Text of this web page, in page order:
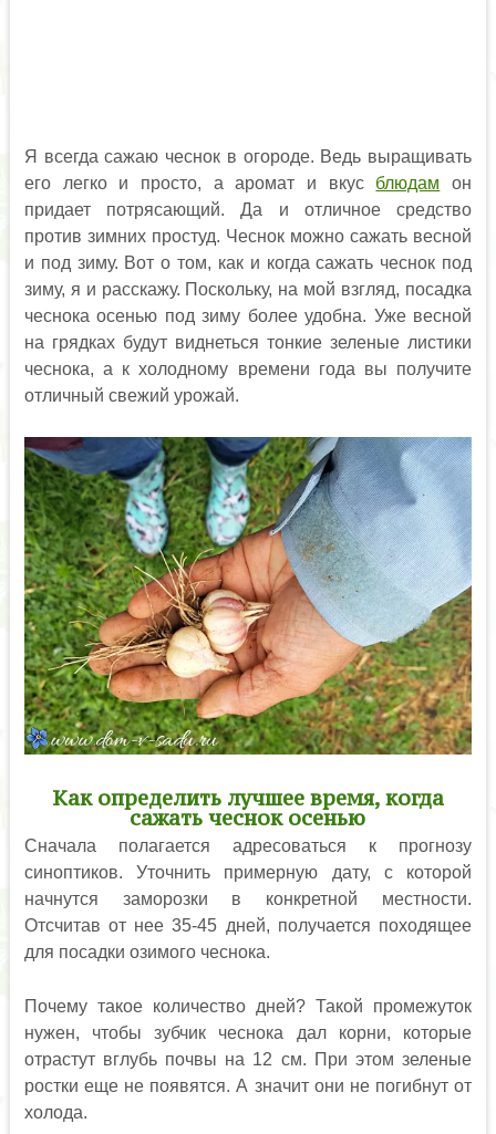
Я всегда сажаю чеснок в огороде. Ведь выращивать
его легко и просто, а аромат и вкус блюдам он
придает потрясающий. Да и отличное средство
против зимних простуд. Чеснок можно сажать весной
и под зиму. Вот о том, как и когда сажать чеснок под
зиму, я и расскажу. Поскольку, на мой взгляд, посадка
чеснока осенью под зиму более удобна. Уже весной
на грядках будут виднеться тонкие зеленые листики
чеснока, а к холодному времени года вы получите
отличный свежий урожай.
Как определить лучшее время, когда
сажать чеснок осенью
Сначала полагается адресоваться к прогнозу
синоптиков. Уточнить примерную дату, с которой
начнутся заморозки в конкретной местности.
Отсчитав от нее 35-45 дней, получается походящее
для посадки озимого чеснока.
Почему такое количество дней? Такой промежуток
нужен, чтобы зубчик чеснока дал корни, которые
отрастут вглубь почвы на 12 см. При этом зеленые
ростки еще не появятся. А значит они не погибнут от
холода.